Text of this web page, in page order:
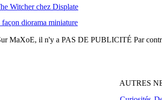
Witcher chez Displate
diorama miniature
MaXoE, il n'y a PAS DE PUBLICITÉ Par
AUTRES